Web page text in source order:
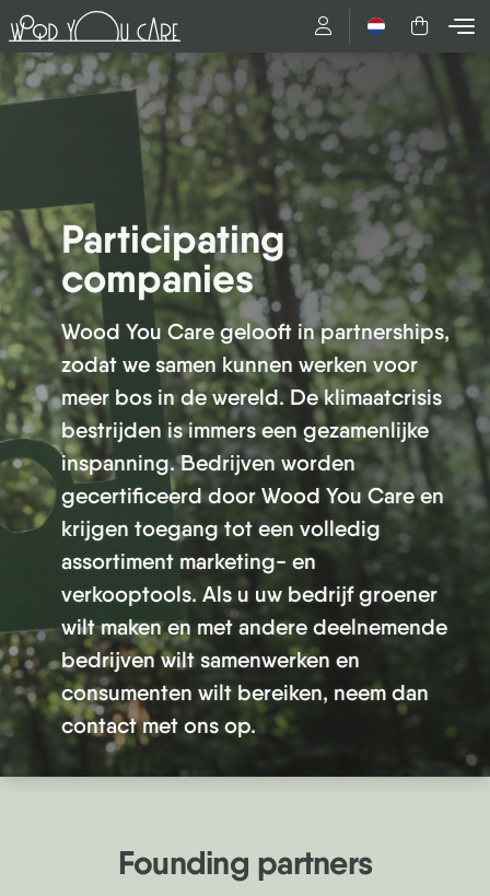
Nederlands
Participating
companies
Wood You Care gelooft in partnerships,
zodat we samen kunnen werken voor
meer bos in de wereld. De klimaatcrisis
bestrijden is immers een gezamenlijke
inspanning. Bedrijven worden
gecertificeerd door Wood You Care en
krijgen toegang tot een volledig
assortiment marketing- en
verkooptools. Als u uw bedrijf groener
wilt maken en met andere deelnemende
bedrijven wilt samenwerken en
consumenten wilt bereiken, neem dan
contact met ons op.
Founding partners